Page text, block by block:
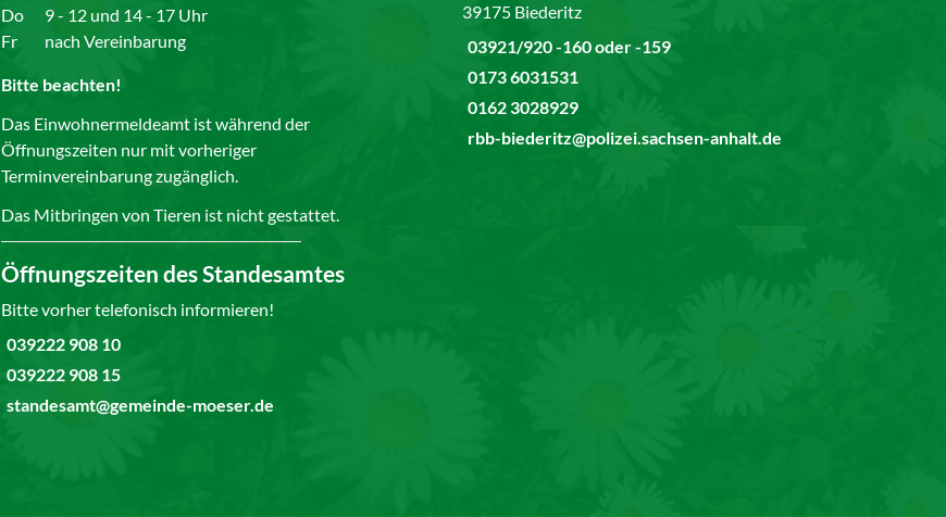
Do
9 - 12 und 14 - 17 Uhr
Fr
nach Vereinbarung
Bitte beachten!
Das Einwohnermeldeamt ist während der
Öffnungszeiten nur mit vorheriger
Terminvereinbarung zugänglich.
Das Mitbringen von Tieren ist nicht gestattet.
Öffnungszeiten des Standesamtes
Bitte vorher telefonisch informieren!
039222 908 10
039222 908 15
standesamt@gemeinde-moeser.de
39175 Biederitz
03921/920 -160 oder -159
0173 6031531
0162 3028929
rbb-biederitz@polizei.sachsen-anhalt.de